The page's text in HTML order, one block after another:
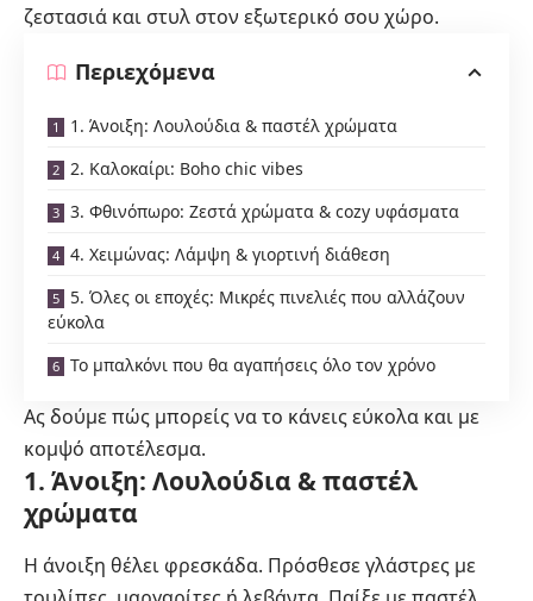
ζεστασιά και στυλ στον εξωτερικό σου χώρο.
Περιεχόμενα
1. Άνοιξη: Λουλούδια & παστέλ χρώματα
2. Καλοκαίρι: Boho chic vibes
3. Φθινόπωρο: Ζεστά χρώματα & cozy υφάσματα
4. Χειμώνας: Λάμψη & γιορτινή διάθεση
5. Όλες οι εποχές: Μικρές πινελιές που αλλάζουν
εύκολα
Το μπαλκόνι που θα αγαπήσεις όλο τον χρόνο
Ας δούμε πώς μπορείς να το κάνεις εύκολα και με
κομψό αποτέλεσμα.
1. Άνοιξη: Λουλούδια & παστέλ
χρώματα
Η άνοιξη θέλει φρεσκάδα. Πρόσθεσε γλάστρες με